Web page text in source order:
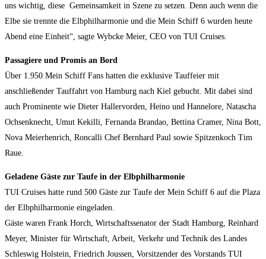
uns wichtig, diese Gemeinsamkeit in Szene zu setzen. Denn auch wenn die
Elbe sie trennte die Elbphilharmonie und die Mein Schiff 6 wurden heute
Abend eine Einheit“, sagte Wybcke Meier, CEO von TUI Cruises.
Passagiere und Promis an Bord
Über 1.950 Mein Schiff Fans hatten die exklusive Tauffeier mit
anschließender Tauffahrt von Hamburg nach Kiel gebucht. Mit dabei sind
auch Prominente wie Dieter Hallervorden, Heino und Hannelore, Natascha
Ochsenknecht, Umut Kekilli, Fernanda Brandao, Bettina Cramer, Nina Bott,
Nova Meierhenrich, Roncalli Chef Bernhard Paul sowie Spitzenkoch Tim
Raue.
Geladene Gäste zur Taufe in der Elbphilharmonie
TUI Cruises hatte rund 500 Gäste zur Taufe der Mein Schiff 6 auf die Plaza
der Elbphilharmonie eingeladen.
Gäste waren Frank Horch, Wirtschaftssenator der Stadt Hamburg, Reinhard
Meyer, Minister für Wirtschaft, Arbeit, Verkehr und Technik des Landes
Schleswig Holstein, Friedrich Joussen, Vorsitzender des Vorstands TUI